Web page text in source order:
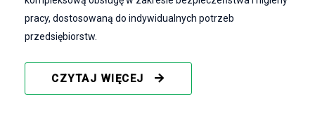
pracy, dostosowaną do indywidualnych potrzeb
przedsiębiorstw.
CZYTAJ WIĘCEJ